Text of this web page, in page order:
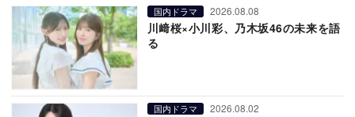
国内ドラマ 2026.08.08
川﨑桜×小川彩、乃木坂46の未来を語
る
国内ドラマ 2026.08.02